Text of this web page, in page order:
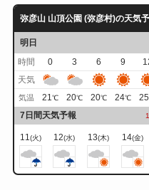
弥彦山 山頂公園 (弥彦村)の天気
明日
時間
0 3 6 9
天気
気温 21℃ 20℃ 20℃ 24℃ 25
7日間天気予報
11(火) 12(水) 13(木) 14(金)